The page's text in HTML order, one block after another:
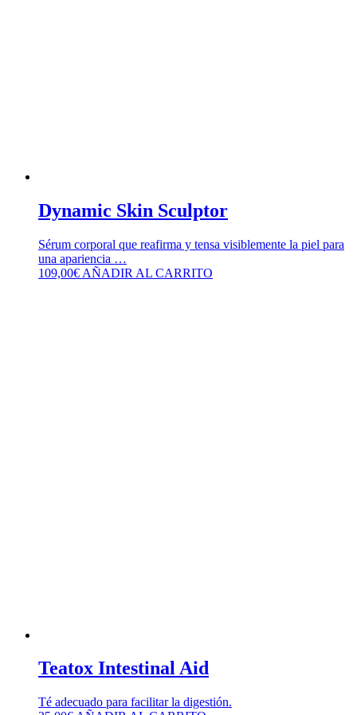
Dynamic Skin Sculptor
Sérum corporal que reafirma y tensa visiblemente la piel para
una apariencia …
109,00€ AÑADIR AL CARRITO
Teatox Intestinal Aid
Té adecuado para facilitar la digestión.